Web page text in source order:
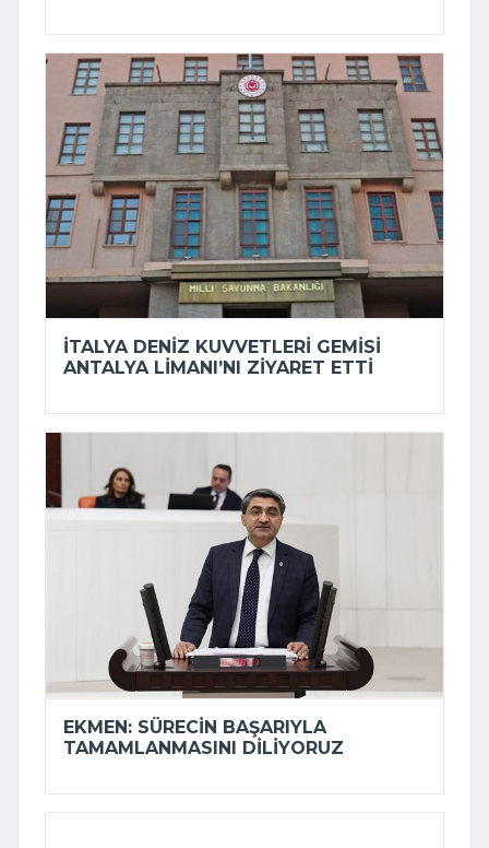
İTALYA DENIZ KUVVETLERI GEMISI
ANTALYA LIMANI’NI ZIYARET ETTI
EKMEN: SÜRECIN BAŞARIYLA
TAMAMLANMASINI DILIYORUZ